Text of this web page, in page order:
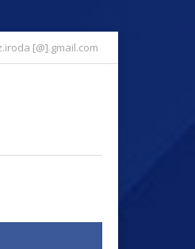
[@] gmail.com